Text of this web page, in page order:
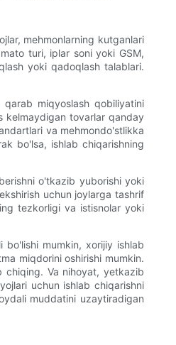
mehmonlarning kutganlari
turi, iplar soni yoki GSM,
yoki qadoqlash talablari.
miqyoslash qobiliyatini
kelmaydigan tovarlar qanday
va mehmondo'stlikka
bo'lsa, ishlab chiqarishning
o'tkazib yuborishi yoki
uchun joylarga tashrif
tezkorligi va istisnolar yoki
mumkin, xorijiy ishlab
miqdorini oshirishi mumkin.
chiqing. Va nihoyat, yetkazib
uchun ishlab chiqarishni
muddatini uzaytiradigan